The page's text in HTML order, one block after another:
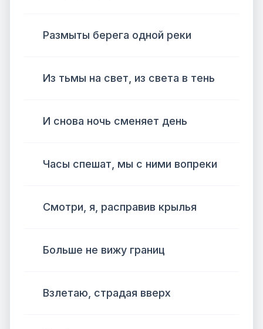
Размыты берега одной реки
Из тьмы на свет, из света в тень
И снова ночь сменяет день
Часы спешат, мы с ними вопреки
Смотри, я, расправив крылья
Больше не вижу границ
Взлетаю, страдая вверх